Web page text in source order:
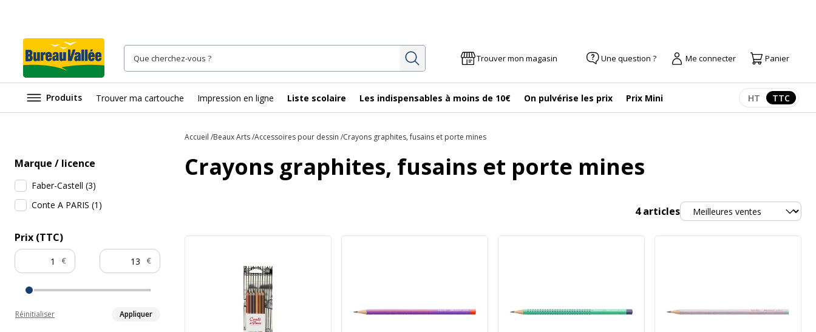
Rechercher Trouver mon magasin Une question ? Me connecter Panier
Produits Trouver ma cartouche Impression en ligne Liste scolaire Les indispensables à moins de 10€ On pulvérise les prix Prix Mini Afficher les
HT TTC
Marque / licence
Faber-Castell (3)
Conte A PARIS (1 )
Prix (TTC)
€ €
Réinitialiser Appliquer
Accueil Beaux Arts Accessoires pour dessin Crayons graphites, fusains et porte mines
Crayons graphites, fusains et porte mines
4 articlesTrier